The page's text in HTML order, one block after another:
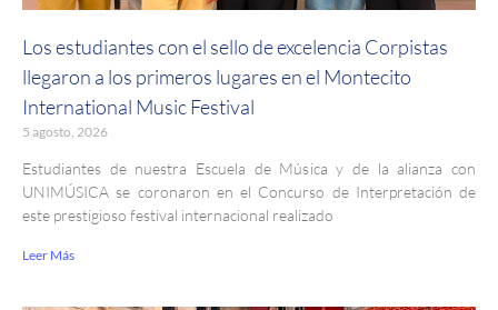
Los estudiantes con el sello de excelencia Corpistas
llegaron a los primeros lugares en el Montecito
International Music Festival
5 agosto, 2026
Estudiantes de nuestra Escuela de Música y de la alianza con
UNIMÚSICA se coronaron en el Concurso de Interpretación de
este prestigioso festival internacional realizado
Leer Más